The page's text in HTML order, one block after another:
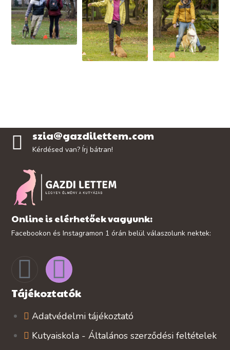
szia@gazdilettem.com
Kérdésed van? Írj bátran!
Online is elérhetőek vagyunk:
Facebookon és Instagramon 1 órán belül válaszolunk nektek:
Tájékoztatók
Adatvédelmi tájékoztató
Kutyaiskola - Általános szerződési feltételek